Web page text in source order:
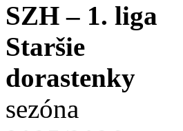
SZH – 1. liga
Staršie
dorastenky
sezóna